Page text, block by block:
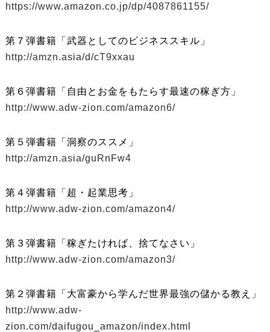
https://www.amazon.co.jp/dp/4087861155/
第７弾書籍「武器としてのビジネススキル」
http://amzn.asia/d/cT9xxau
第６弾書籍「自由とお金をもたらす最速の稼ぎ方」
http://www.adw-zion.com/amazon6/
第５弾書籍「洞察のススメ」
http://amzn.asia/guRnFw4
第４弾書籍「超・起業思考」
http://www.adw-zion.com/amazon4/
第３弾書籍「稼ぎたければ、捨てなさい」
http://www.adw-zion.com/amazon3/
第２弾書籍「大富豪から学んだ世界最強の儲かる教え」
http://www.adw-
zion.com/daifugou_amazon/index.html